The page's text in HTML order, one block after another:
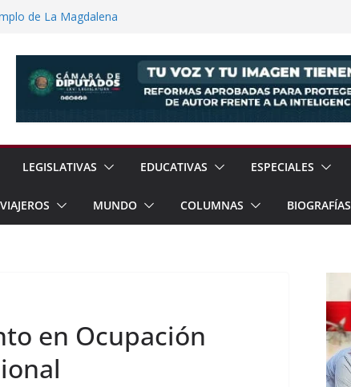
de La Magdalena
Nuevos Reglamentos Para
LEGISLATIVAS EDUCATIVAS ESPECIALES
VIAJEROS MUNDO COLUMNAS BIOGRAFÍAS
en Ocupación